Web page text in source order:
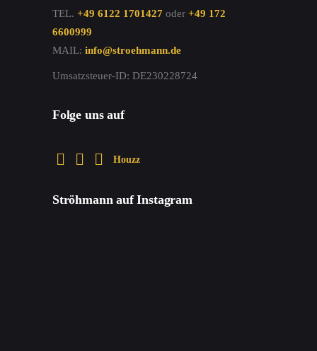
TEL. +49 6122 1701427 oder +49 172
6600999
MAIL: info@stroehmann.de
Umsatzsteuer-ID: DE230228724
Folge uns auf
Houzz
Ströhmann auf Instagram